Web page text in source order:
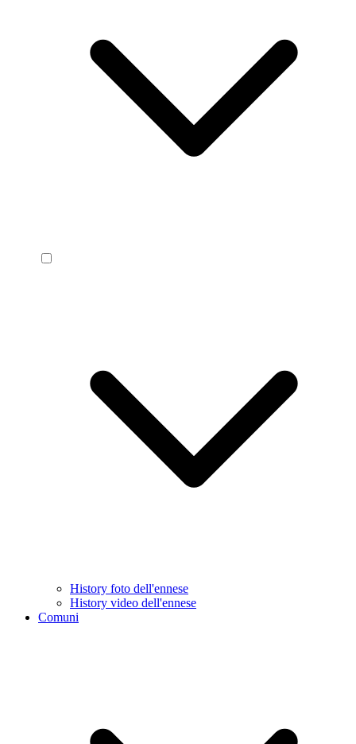
History foto dell'ennese
History video dell'ennese
Comuni